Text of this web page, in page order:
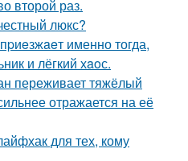
второй раз.
люкс?
именно тогда,
и лёгкий хaoс.
переживает тяжёлый
отражается на её
для тех, кому